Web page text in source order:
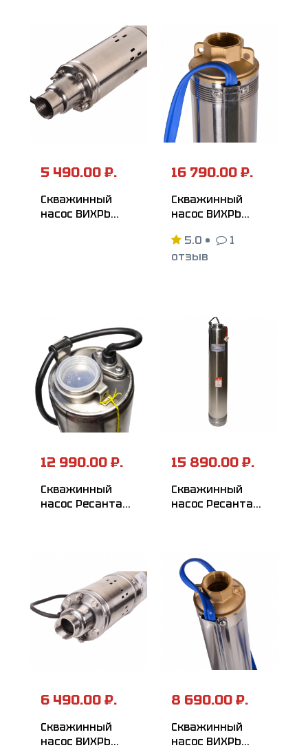
5 490.00 ₽.
Скважинный
насос ВИХРЬ
16 790.00 ₽.
Скважинный
насос ВИХРЬ
5.0 •
1
отзыв
12 990.00 ₽.
Скважинный
насос Ресанта
15 890.00 ₽.
Скважинный
насос Ресанта
6 490.00 ₽.
Скважинный
насос ВИХРЬ
8 690.00 ₽.
Скважинный
насос ВИХРЬ